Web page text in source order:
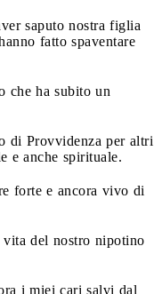
saputo nostra figlia
fatto spaventare
che ha subito un
di Provvidenza per altri
e anche spirituale.
forte e ancora vivo di
del nostro nipotino
i miei cari salvi dal